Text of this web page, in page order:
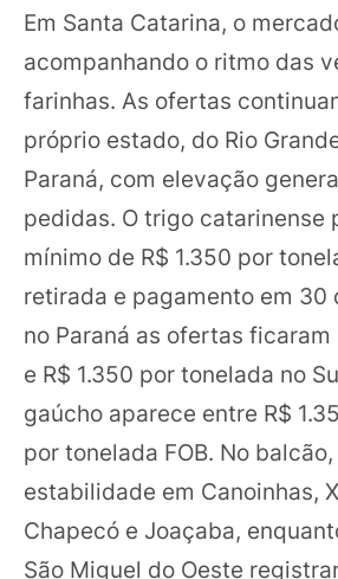
Em Santa Catarina, o
acompanhando o ritmo das
farinhas. As ofertas
próprio estado, do Rio
Paraná, com elevação
pedidas. O trigo catarinense
mínimo de R$ 1.350 por
retirada e pagamento em 30
no Paraná as ofertas ficaram
e R$ 1.350 por tonelada no
gaúcho aparece entre R$
por tonelada FOB. No
estabilidade em Canoinhas,
Chapecó e Joaçaba,
São Miguel do Oeste